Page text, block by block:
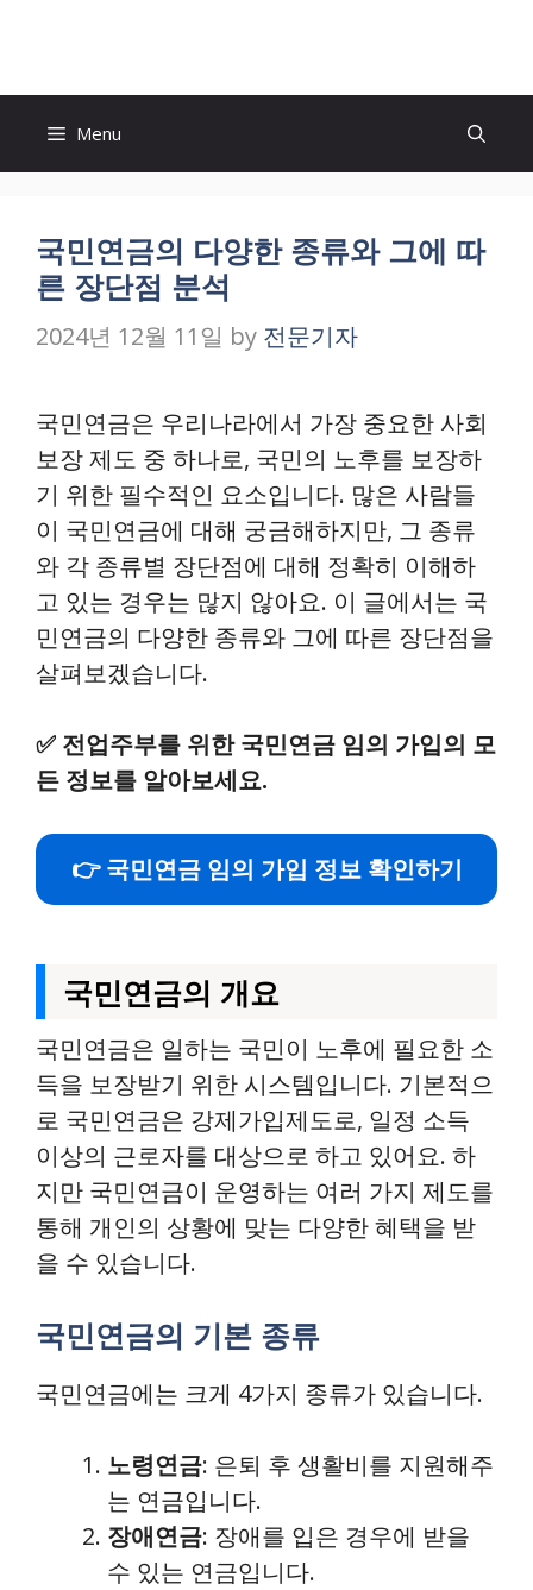
content
Menu
국민연금의 다양한 종류와 그에 따
른 장단점 분석
2024년 12월 11일 by 전문기자
국민연금은 우리나라에서 가장 중요한 사회
보장 제도 중 하나로, 국민의 노후를 보장하
기 위한 필수적인 요소입니다. 많은 사람들
이 국민연금에 대해 궁금해하지만, 그 종류
와 각 종류별 장단점에 대해 정확히 이해하
고 있는 경우는 많지 않아요. 이 글에서는 국
민연금의 다양한 종류와 그에 따른 장단점을
살펴보겠습니다.
✅ 전업주부를 위한 국민연금 임의 가입의 모
든 정보를 알아보세요.
👉 국민연금 임의 가입 정보 확인하기
국민연금의 개요
국민연금은 일하는 국민이 노후에 필요한 소
득을 보장받기 위한 시스템입니다. 기본적으
로 국민연금은 강제가입제도로, 일정 소득
이상의 근로자를 대상으로 하고 있어요. 하
지만 국민연금이 운영하는 여러 가지 제도를
통해 개인의 상황에 맞는 다양한 혜택을 받
을 수 있습니다.
국민연금의 기본 종류
국민연금에는 크게 4가지 종류가 있습니다.
노령연금: 은퇴 후 생활비를 지원해주
는 연금입니다.
장애연금: 장애를 입은 경우에 받을
수 있는 연금입니다.